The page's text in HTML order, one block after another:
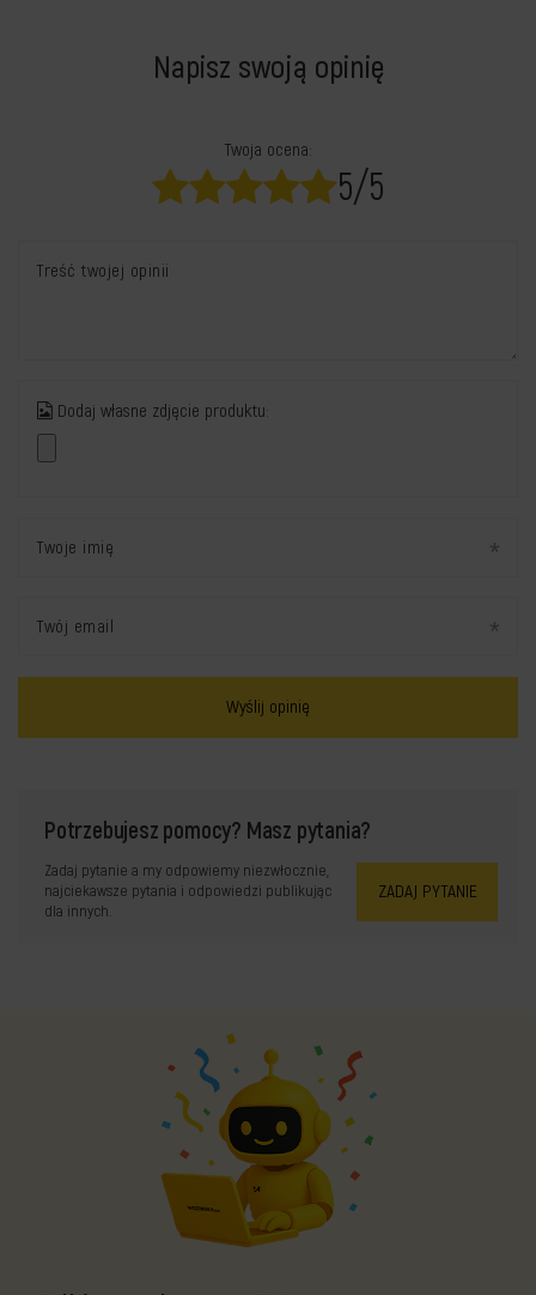
Napisz swoją opinię
Twoja ocena:
5/5
Treść twojej opinii
Dodaj własne zdjęcie produktu:
Twoje imię
Twój email
Wyślij opinię
Potrzebujesz pomocy? Masz pytania?
Zadaj pytanie a my odpowiemy niezwłocznie,
najciekawsze pytania i odpowiedzi publikując
dla innych.
ZADAJ PYTANIE